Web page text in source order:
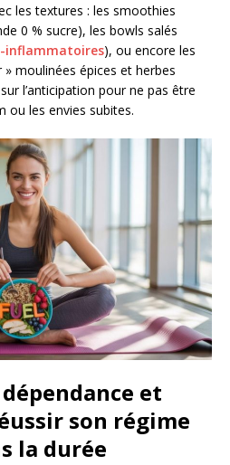
les textures : les smoothies
0 % sucre), les bowls salés
inflammatoires), ou encore les
moulinées épices et herbes
l’anticipation pour ne pas être
ou les envies subites.
et
son régime
la durée